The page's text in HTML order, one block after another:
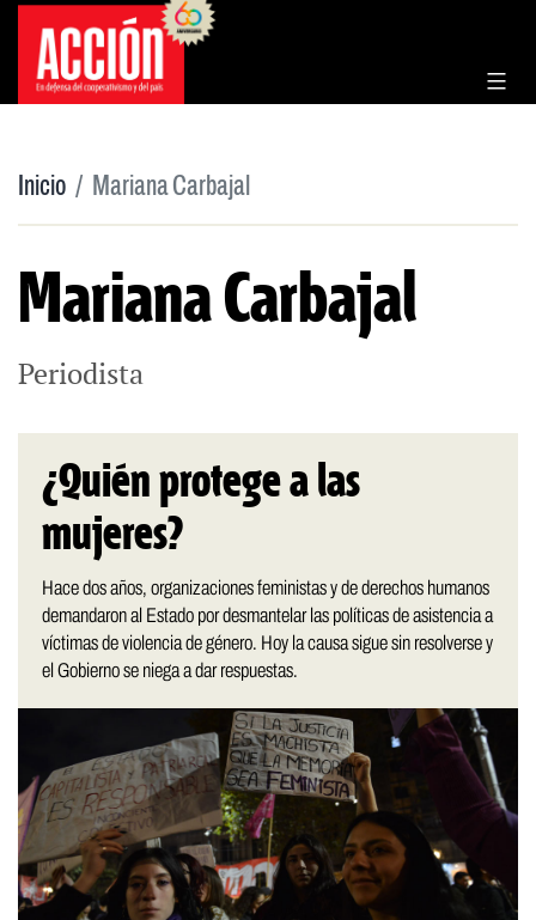
Saltar
contenido
Inicio Mariana Carbajal
Mariana Carbajal
Periodista
¿Quién protege a las
mujeres?
Hace dos años, organizaciones feministas y de derechos humanos
demandaron al Estado por desmantelar las políticas de asistencia a
víctimas de violencia de género. Hoy la causa sigue sin resolverse y
el Gobierno se niega a dar respuestas.